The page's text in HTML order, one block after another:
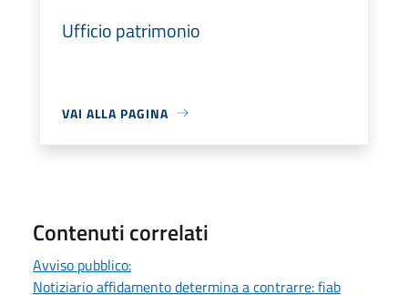
Ufficio patrimonio
VAI ALLA PAGINA
Contenuti correlati
Avviso pubblico:
Notiziario affidamento determina a contrarre: fiab